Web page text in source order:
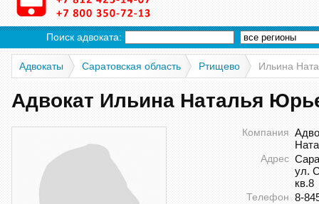
Поиск адвоката:
Адвокаты Саратовская область Ртищево Ильина
Адвокат Ильина Наталья
Компания
Адрес
ул.
кв.8
Телефон 8-